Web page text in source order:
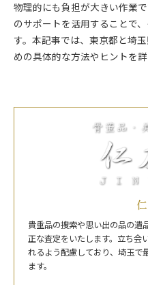
物理的にも負担が大きい作業
のサポートを活用することで
す。本記事では、東京都と埼
めの具体的な方法やヒントを詳
貴重品の捜索や思い出の品の遺
正な査定をいたします。立ち会
れるよう配慮しており、埼玉で
ます。